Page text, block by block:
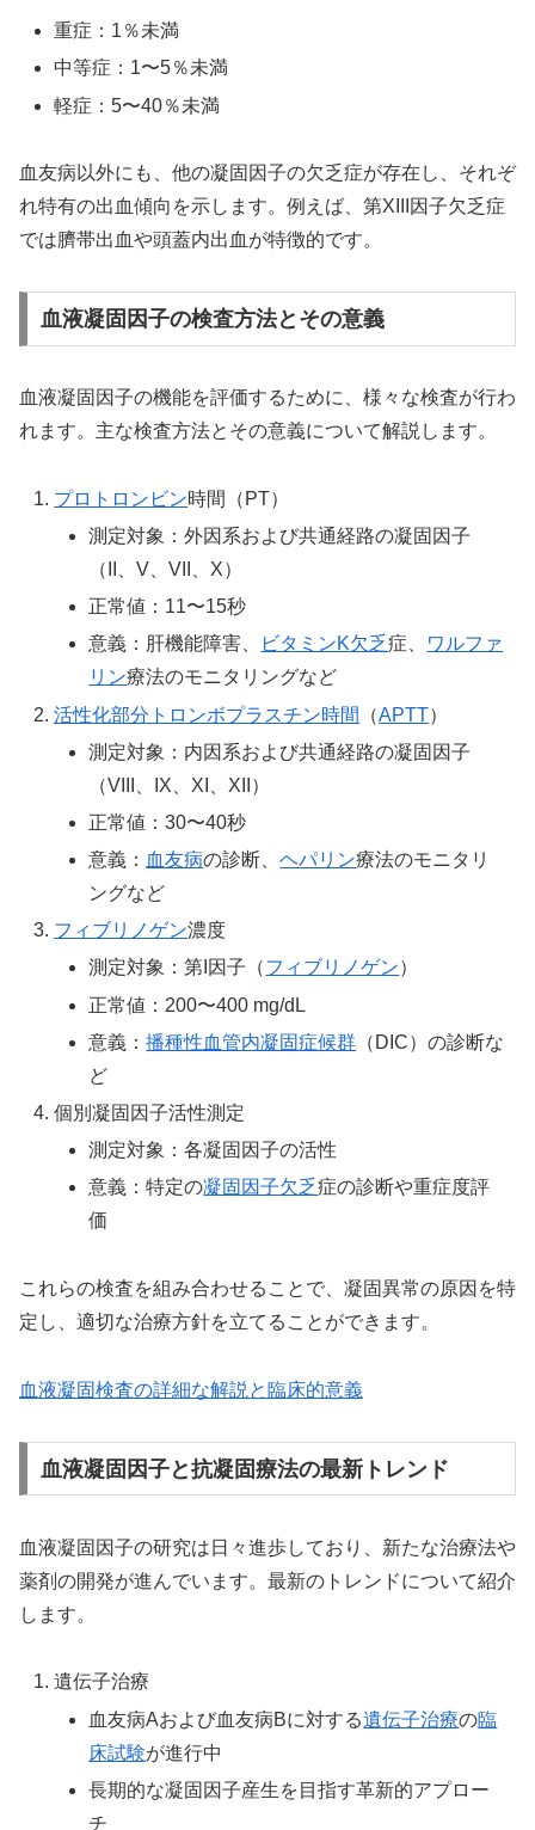
重症：1％未満
中等症：1〜5％未満
軽症：5〜40％未満
血友病以外にも、他の凝固因子の欠乏症が存在し、それぞ
れ特有の出血傾向を示します。例えば、第XIII因子欠乏症
では臍帯出血や頭蓋内出血が特徴的です。
血液凝固因子の検査方法とその意義
血液凝固因子の機能を評価するために、様々な検査が行わ
れます。主な検査方法とその意義について解説します。
プロトロンビン時間（PT）
測定対象：外因系および共通経路の凝固因子
（II、V、VII、X）
正常値：11〜15秒
意義：肝機能障害、
ビタミンK欠乏症、 ワルファ
リン療法のモニタリングなど
活性化部分トロンボプラスチン時間
（APTT）
測定対象：内因系および共通経路の凝固因子
（VIII、IX、XI、XII）
正常値：30〜40秒
意義： 血友病の診断、ヘパリン療法のモニタリ
ングなど
フィブリノゲン濃度
測定対象：第I因子（フィブリノゲン）
正常値：200〜400 mg/dL
意義：播種性血管内凝固症候群 （DIC）の診断な
ど
個別凝固因子活性測定
測定対象：各凝固因子の活性
意義：特定の凝固因子欠乏症の診断や重症度評
価
これらの検査を組み合わせることで、凝固異常の原因を特
定し、適切な治療方針を立てることができます。
血液凝固検査の詳細な解説と臨床的意義
血液凝固因子と抗凝固療法の最新トレンド
血液凝固因子の研究は日々進歩しており、新たな治療法や
薬剤の開発が進んでいます。最新のトレンドについて紹介
します。
遺伝子治療
血友病Aおよび血友病Bに対する遺伝子治療の臨
床試験が進行中
長期的な凝固因子産生を目指す革新的アプロー
チ